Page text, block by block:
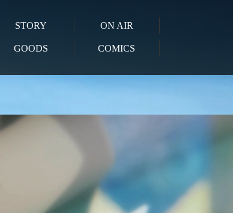
STORY ON AIR
GOODS COMICS